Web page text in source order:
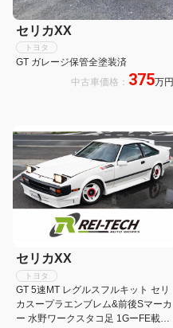
セリカXX
トヨタ
GT ガレージ保管全塗装済
中古車価格： 375万円
セリカXX
トヨタ
GT 5速MT レグルスフルキット セリ
カスープラエンブレム&前後Sマーカ
ー 水野ワークスタコ足 1GーFE載替